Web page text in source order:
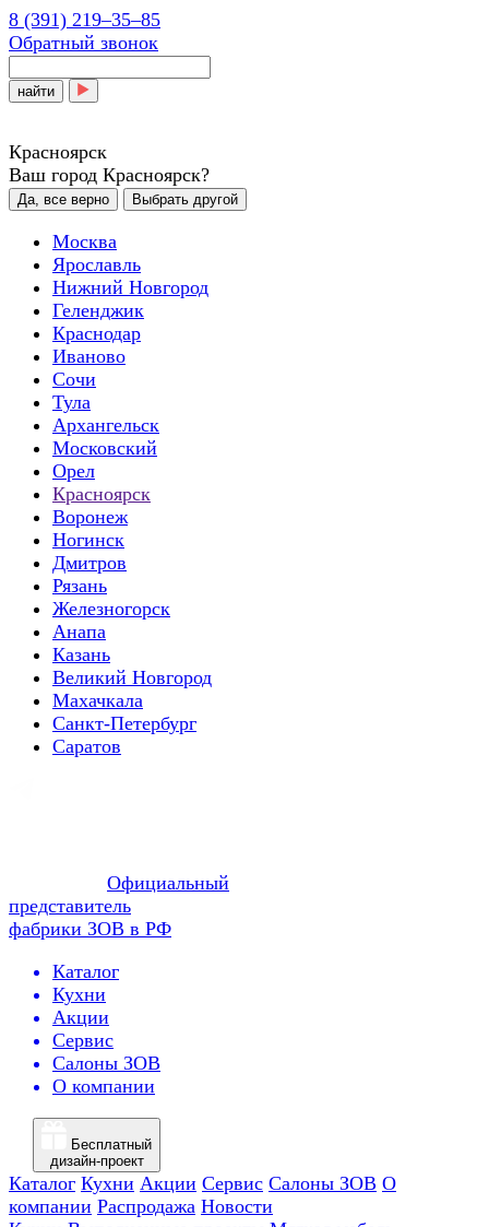
8 (391) 219‒35‒85
Обратный звонок
найти
Красноярск
Ваш город Красноярск?
Да, все верно Выбрать другой
Москва
Ярославль
Нижний Новгород
Геленджик
Краснодар
Иваново
Сочи
Тула
Архангельск
Московский
Орел
Красноярск
Воронеж
Ногинск
Дмитров
Рязань
Железногорск
Анапа
Казань
Великий Новгород
Махачкала
Санкт-Петербург
Саратов
Официальный
представитель
фабрики ЗОВ в РФ
Каталог
Кухни
Акции
Сервис
Салоны ЗОВ
О компании
Бесплатный
дизайн-проект
Каталог Кухни Акции Сервис Салоны ЗОВ О
компании Распродажа Новости